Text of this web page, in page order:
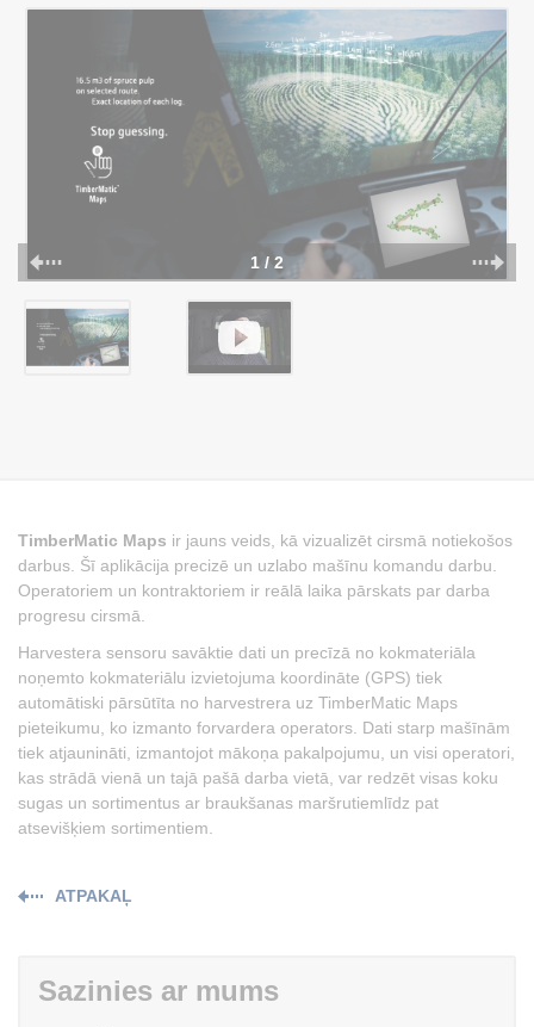
1 / 2
TimberMatic Maps ir jauns veids, kā vizualizēt cirsmā notiekošos
darbus. Šī aplikācija precizē un uzlabo mašīnu komandu darbu.
Operatoriem un kontraktoriem ir reālā laika pārskats par darba
progresu cirsmā.
Harvestera sensoru savāktie dati un precīzā no kokmateriāla
noņemto kokmateriālu izvietojuma koordināte (GPS) tiek
automātiski pārsūtīta no harvestrera uz TimberMatic Maps
pieteikumu, ko izmanto forvardera operators. Dati starp mašīnām
tiek atjaunināti, izmantojot mākoņa pakalpojumu, un visi operatori,
kas strādā vienā un tajā pašā darba vietā, var redzēt visas koku
sugas un sortimentus ar braukšanas maršrutiemlīdz pat
atsevišķiem sortimentiem.
ATPAKAĻ
Sazinies ar mums